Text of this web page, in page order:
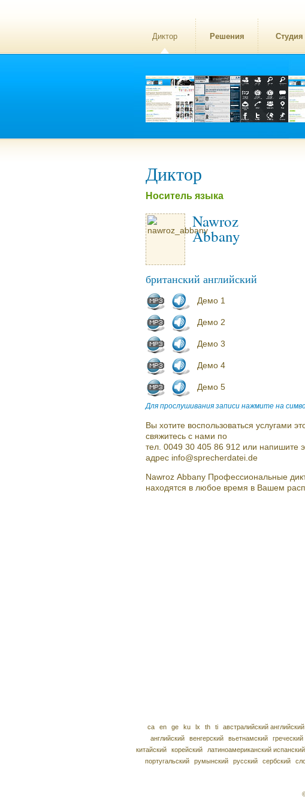
Диктор Решения Студия
Диктор
Носитель языка
Nawroz
Abbany
британский английский
Демо 1
Демо 2
Демо 3
Демо 4
Демо 5
Для прослушивания записи нажмите на
Вы хотите воспользоваться услугами
свяжитесь с нами по
тел. 0049 30 405 86 912 или напишите
адрес info@sprecherdatei.de
Nawroz Abbany Профессиональные
находятся в любое время в Вашем
ca en ge ku lx th ti австралийский английский
английский
венгерский вьетнамский греческий
китайский
корейский латиноамериканский испанский
португальский
румынский русский сербский